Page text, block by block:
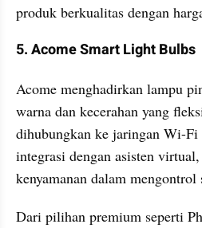
produk berkualitas dengan
5. Acome Smart Light Bulbs
Acome menghadirkan lampu
warna dan kecerahan yang
dihubungkan ke jaringan Wi-Fi
integrasi dengan asisten
kenyamanan dalam mengontrol
Dari pilihan premium seperti